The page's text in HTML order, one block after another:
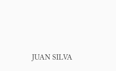
JUAN SILVA